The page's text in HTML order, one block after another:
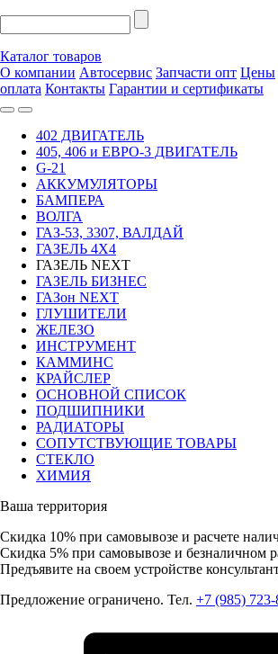
Каталог товаров
О компании Автосервис Запчасти опт Цены
оплата Контакты Гарантии и сертификаты
402 ДВИГАТЕЛЬ
405, 406 и ЕВРО-3 ДВИГАТЕЛЬ
G-21
АККУМУЛЯТОРЫ
БАМПЕРА
ВОЛГА
ГАЗ-53, 3307, ВАЛДАЙ
ГАЗЕЛЬ 4Х4
ГАЗЕЛЬ NEXT
ГАЗЕЛЬ БИЗНЕС
ГАЗон NEXT
ГЛУШИТЕЛИ
ЖЕЛЕЗО
ИНСТРУМЕНТ
КАММИНС
КРАЙСЛЕР
ОСНОВНОЙ СПИСОК
ПОДШИПНИКИ
РАДИАТОРЫ
СОПУТСТВУЮЩИЕ ТОВАРЫ
СТЕКЛО
ХИМИЯ
Ваша территория
Скидка 10% при самовывозе и расчете
Скидка 5% при самовывозе и безналичном
Предъявите на своем устройстве
Предложение ограничено. Тел. +7 (985)